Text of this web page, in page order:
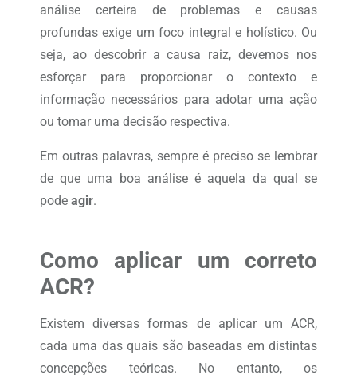
análise certeira de problemas e causas
profundas exige um foco integral e holístico. Ou
seja, ao descobrir a causa raiz, devemos nos
esforçar para proporcionar o contexto e
informação necessários para adotar uma ação
ou tomar uma decisão respectiva.
Em outras palavras, sempre é preciso se lembrar
de que uma boa análise é aquela da qual se
pode agir.
Como aplicar um correto
ACR?
Existem diversas formas de aplicar um ACR,
cada uma das quais são baseadas em distintas
concepções teóricas. No entanto, os